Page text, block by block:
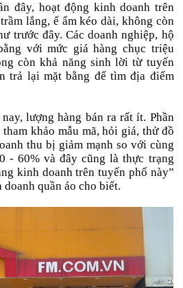
đây, hoạt động kinh doanh trên
lắng, ế ẩm kéo dài, không còn
trước đây. Các doanh nghiệp, hộ
với mức giá hàng chục triệu
còn khả năng sinh lời từ tuyến
trả lại mặt bằng để tìm địa điểm
lượng hàng bán ra rất ít. Phần
khảo mẫu mã, hỏi giá, thử đồ
thu bị giảm mạnh so với cùng
- 60% và đây cũng là thực trạng
kinh doanh trên tuyến phố này”
quần áo cho biết.